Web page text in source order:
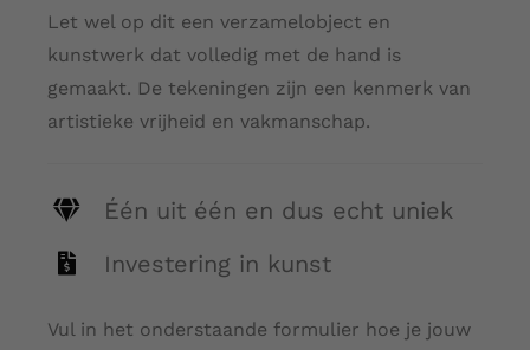
Let wel op dit een verzamelobject en
kunstwerk dat volledig met de hand is
gemaakt. De tekeningen zijn een kenmerk van
artistieke vrijheid en vakmanschap.
Één uit één en dus echt uniek
Investering in kunst
Vul in het onderstaande formulier hoe je jouw